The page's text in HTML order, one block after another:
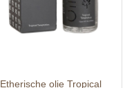
Etherische olie Tropical